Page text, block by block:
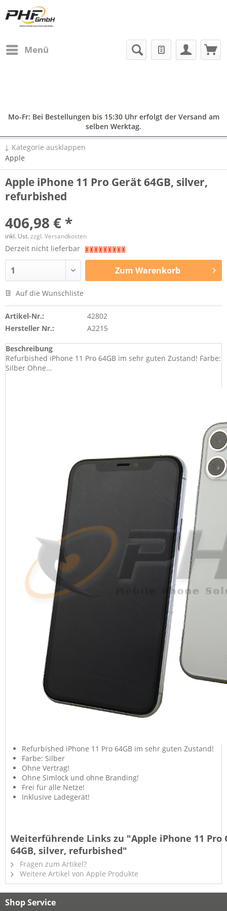
Menü
Mo-Fr: Bei Bestellungen bis 15:30 Uhr erfolgt der Versand am
selben Werktag.
↓ Kategorie ausklappen
Apple
Apple iPhone 11 Pro Gerät 64GB, silver,
refurbished
406,98 € *
inkl. Ust.zzgl. Versandkosten
Derzeit nicht lieferbar
Zum Warenkorb
Auf die Wunschliste
Artikel-Nr.:
42802
Hersteller Nr.:
A2215
Beschreibung
Refurbished iPhone 11 Pro 64GB im sehr guten Zustand! Farbe:
Silber Ohne...
Refurbished iPhone 11 Pro 64GB im sehr guten Zustand!
Farbe: Silber
Ohne Vertrag!
Ohne Simlock und ohne Branding!
Frei für alle Netze!
Inklusive Ladegerät!
Weiterführende Links zu "Apple iPhone 11 Pro
64GB, silver, refurbished"
Fragen zum Artikel?
Weitere Artikel von Apple Produkte
Shop Service